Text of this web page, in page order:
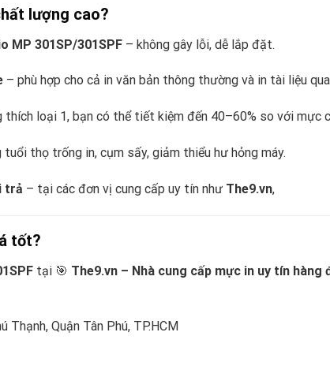
lượng cao?
MP 301SP/301SPF– không gây lỗi, dễ lắp đặt.
– phù hợp cho cả in văn bản thông thường và in tài liệu
loại 1, bạn có thể tiết kiệm đến 40–60% so với mực
thọ trống in, cụm sấy, giảm thiểu hư hỏng máy.
trả – tại các đơn vị cung cấp uy tín như The9.vn,
tốt?
tại 🎯 The9.vn – Nhà cung cấp mực in uy tín hàng
Quận Tân Phú, TP.HCM